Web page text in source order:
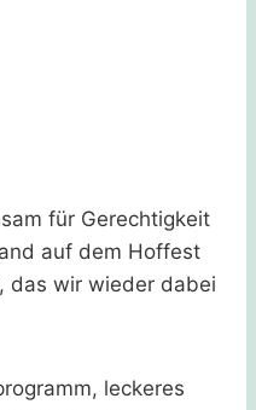
für Gerechtigkeit
auf dem Hoffest
das wir wieder dabei
leckeres